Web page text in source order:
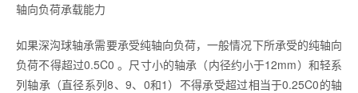
轴向负荷承载能力
如果深沟球轴承需要承受纯轴向负荷，一般情况下所承受的纯轴向
负荷不得超过0.5C0 。尺寸小的轴承（内径约小于12mm）和轻系
列轴承（直径系列8、9、0和1）不得承受超过相当于0.25C0的轴